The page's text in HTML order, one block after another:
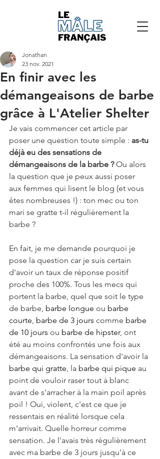
En finir avec les
démangeaisons de barbe
grâce à L'Atelier Shelter
Jonathan
23 nov. 2021
Je vais commencer cet article par
poser une question toute simple : as-tu
déjà eu des sensations de
démangeaisons de la barbe ? Ou alors
la question que je peux aussi poser
aux femmes qui lisent le blog (et vous
êtes nombreuses !) : ton mec ou ton
mari se gratte t-il régulièrement la
barbe ?
En fait, je me demande pourquoi je
pose la question car je suis certain
d'avoir un taux de réponse positif
proche des 100%. Tous les mecs qui
portent la barbe, quel que soit le type
de barbe, barbe longue ou barbe
courte, barbe de 3 jours comme barbe
de 10 jours ou barbe de hipster, ont
été au moins confrontés une fois aux
démangeaisons. La sensation d'avoir la
barbe qui gratte, la barbe qui pique au
point de vouloir raser tout à blanc
avant de s'arracher à la main poil après
poil ! Oui, violent, c'est ce que je
ressentais en réalité lorsque cela
m'arrivait. Quelle horreur comme
sensation. Je l'avais très régulièrement
avec ma barbe de 3 jours jusqu'à ce